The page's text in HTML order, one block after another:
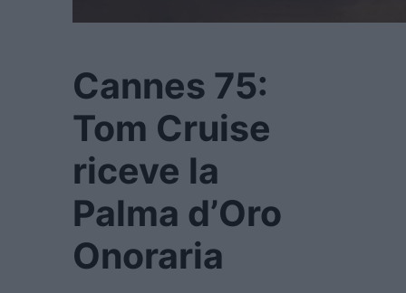
Cannes 75:
Tom Cruise
riceve la
Palma d’Oro
Onoraria